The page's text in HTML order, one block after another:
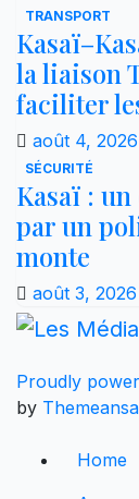
TRANSPORT
la liaison
faciliter
août 4, 2026
SÉCURITÉ
Kasaï :
par un
monte
août 3, 2026
Proudly
by
Home